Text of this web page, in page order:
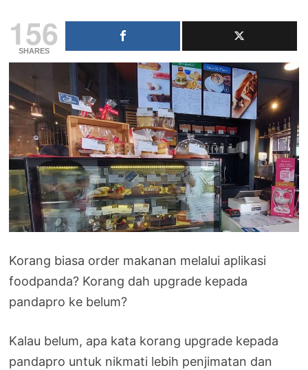
156
SHARES
Korang biasa order makanan melalui aplikasi
foodpanda? Korang dah upgrade kepada
pandapro ke belum?
Kalau belum, apa kata korang upgrade kepada
pandapro untuk nikmati lebih penjimatan dan